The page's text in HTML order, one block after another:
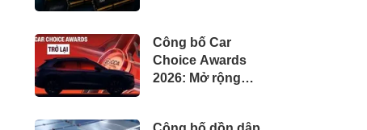
Công bố Car
Choice Awards
2026: Mở rộng